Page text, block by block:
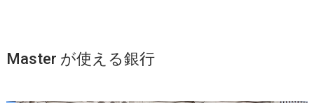
Master が使える銀行